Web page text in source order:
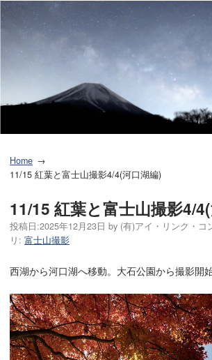
Home
11/15 紅葉と富士山撮影4/4(河口湖編)
11/15 紅葉と富士山撮影4/
投稿日:2025年12月23日 by (有)アイ・リンク・コ
リ: 富士山撮影
西湖から河口湖へ移動。大石公園から撮影開始